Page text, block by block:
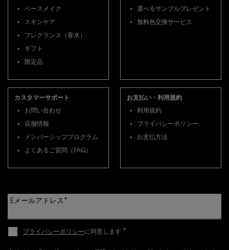
ベースメイク
スキンケア
フレグランス（香水）
ギフト
限定品
選べるサンプルプレゼント
無料色交換サービス
カスタマーサポート
お問い合わせ
店舗情報
メンバーシッププログラム
よくあるご質問（FAQ）
お支払い・利用規約
利用規約
プライバシーポリシー
お支払方法
Eメールアドレス *
プライバシーポリシーに同意します *